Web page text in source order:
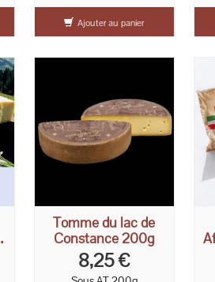
Ajouter au panier
Tomme du lac de
Constance 200g
8,25 €